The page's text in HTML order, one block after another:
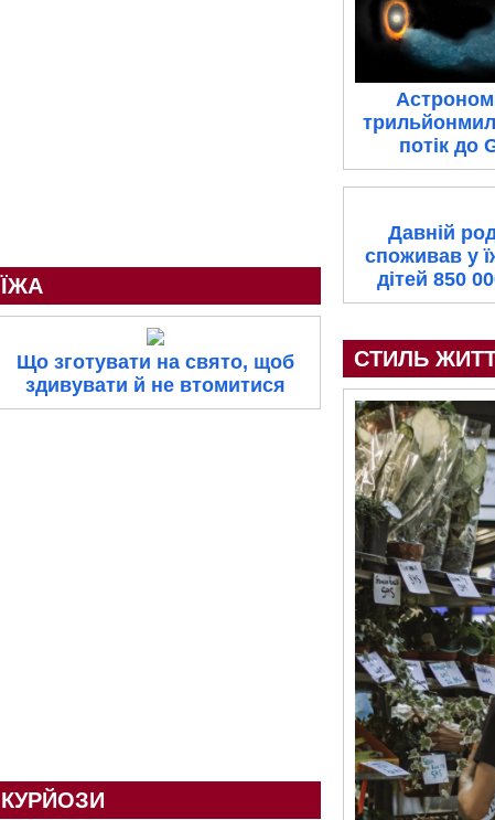
ЇЖА
Що зготувати на свято, щоб
здивувати й не втомитися
КУРЙОЗИ
потік до
Давній
споживав у
дітей 850
СТИЛЬ